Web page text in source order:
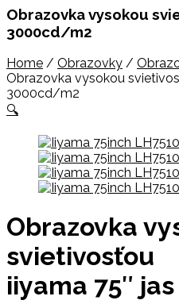
Obrazovka vysokou
3000cd/m2
Home / Obrazovky /
Obrazovka vysokou
3000cd/m2
🔍
Obrazovka
svietivosťou
iiyama 75″